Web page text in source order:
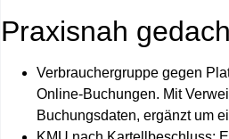
Praxisnah
Verbrauchergruppe gegen
Online‑Buchungen. Mit
Buchungsdaten, ergänzt um